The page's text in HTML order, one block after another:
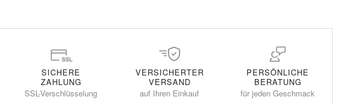
SICHERE
ZAHLUNG
SSL-Verschlüsselung
VERSICHERTER
VERSAND
auf Ihren Einkauf
PERSÖNLICHE
BERATUNG
für jeden Geschmack